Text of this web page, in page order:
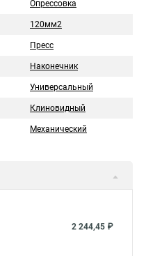
Опрессовка
120мм2
Пресс
Наконечник
Универсальный
Клиновидный
Механический
2 244,45 ₽